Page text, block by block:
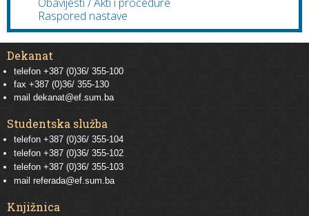
Raspored nastave
Dekanat
telefon +387 (0)36/ 355-100
fax +387 (0)36/ 355-130
mail dekanat@ef.sum.ba
Studentska služba
telefon +387 (0)36/ 355-104
telefon +387 (0)36/ 355-102
telefon +387 (0)36/ 355-103
mail referada@ef.sum.ba
Knjižnica